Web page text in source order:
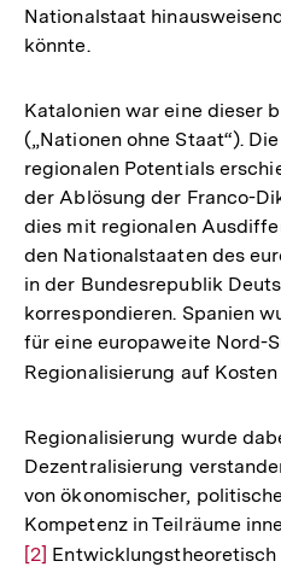
Nationalstaat
könnte.
Katalonien war eine dieser
(„Nationen ohne Staat“).
regionalen Potentials
der Ablösung der Franco-
dies mit regionalen
den Nationalstaaten des
in der Bundesrepublik
korrespondieren. Spanien
für eine europaweite Nord-
Regionalisierung auf
Regionalisierung wurde
Dezentralisierung
von ökonomischer,
Kompetenz in Teilräume
Zur
[2]